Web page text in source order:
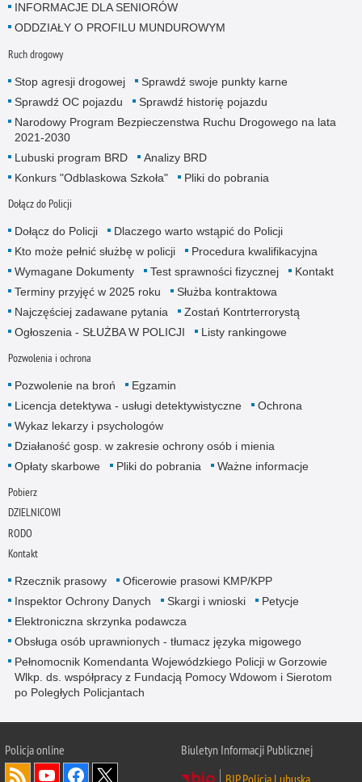
INFORMACJE DLA SENIORÓW
ODDZIAŁY O PROFILU MUNDUROWYM
Ruch drogowy
Stop agresji drogowej
Sprawdź swoje punkty karne
Sprawdź OC pojazdu
Sprawdź historię pojazdu
Narodowy Program Bezpieczenstwa Ruchu Drogowego na lata
2021-2030
Lubuski program BRD
Analizy BRD
Konkurs "Odblaskowa Szkoła"
Pliki do pobrania
Dołącz do Policji
Dołącz do Policji
Dlaczego warto wstąpić do Policji
Kto może pełnić służbę w policji
Procedura kwalifikacyjna
Wymagane Dokumenty
Test sprawności fizycznej
Kontakt
Terminy przyjęć w 2025 roku
Służba kontraktowa
Najczęściej zadawane pytania
Zostań Kontrterrorystą
Ogłoszenia - SŁUŻBA W POLICJI
Listy rankingowe
Pozwolenia i ochrona
Pozwolenie na broń
Egzamin
Licencja detektywa - usługi detektywistyczne
Ochrona
Wykaz lekarzy i psychologów
Działaność gosp. w zakresie ochrony osób i mienia
Opłaty skarbowe
Pliki do pobrania Ważne informacje
Pobierz
DZIELNICOWI
RODO
Kontakt
Rzecznik prasowy
Oficerowie prasowi KMP/KPP
Inspektor Ochrony Danych
Skargi i wnioski
Petycje
Elektroniczna skrzynka podawcza
Obsługa osób uprawnionych - tłumacz języka migowego
Pełnomocnik Komendanta Wojewódzkiego Policji w Gorzowie
Wlkp. ds. współpracy z Fundacją Pomocy Wdowom i Sierotom
po Poległych Policjantach
Policja online
Biuletyn Informacji Publicznej